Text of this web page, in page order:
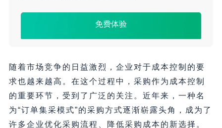
免费体验
随着市场竞争的日益激烈，企业对于成本控制的要
求也越来越高。在这个过程中，采购作为成本控制
的重要环节，受到了广泛的关注。近年来，一种名
为“订单集采模式”的采购方式逐渐崭露头角，成为了
许多企业优化采购流程、降低采购成本的新选择。